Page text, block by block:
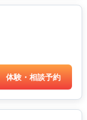
体験・相談予約